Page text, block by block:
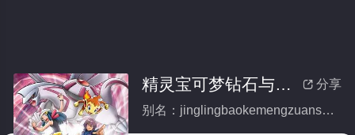
 分享
精灵宝可梦钻石与珍珠国语(全集)
别名：jinglingbaokemengzuanshiyuzhenzhuguoyu